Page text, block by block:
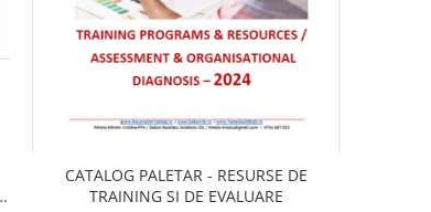
CATALOG PALETAR - RESURSE DE
TRAINING SI DE EVALUARE